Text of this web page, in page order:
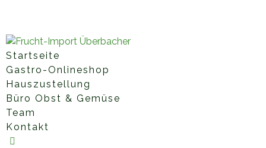
Startseite
Gastro-Onlineshop
Hauszustellung
Büro Obst & Gemüse
Team
Kontakt